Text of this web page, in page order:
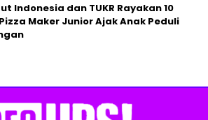
Indonesia dan TUKR Rayakan 10
Maker Junior Ajak Anak Peduli